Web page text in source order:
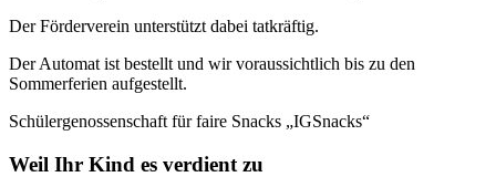
Der Förderverein unterstützt dabei tatkräftig.
Der Automat ist bestellt und wir voraussichtlich bis zu den
Sommerferien aufgestellt.
Schülergenossenschaft für faire Snacks „IGSnacks“
Weil Ihr Kind es verdient zu